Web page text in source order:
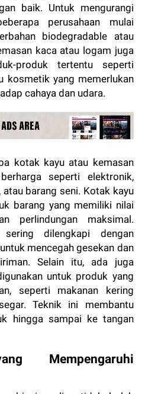
baik. Untuk mengurangi
perusahaan mulai
biodegradable atau
kaca atau logam juga
produk tertentu seperti
kosmetik yang memerlukan
cahaya dan udara.
kotak kayu atau kemasan
seperti elektronik,
barang seni. Kotak kayu
barang yang memiliki nilai
perlindungan maksimal.
dilengkapi dengan
mencegah gesekan dan
Selain itu, ada juga
untuk produk yang
seperti makanan kering
Teknik ini membantu
hingga sampai ke tangan
Mempengaruhi